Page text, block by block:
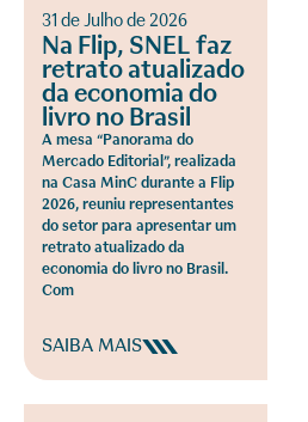
31 de Julho de 2026
Na Flip, SNEL faz
retrato atualizado
da economia do
livro no Brasil
A mesa “Panorama do
Mercado Editorial”, realizada
na Casa MinC durante a Flip
2026, reuniu representantes
do setor para apresentar um
retrato atualizado da
economia do livro no Brasil.
Com
SAIBA MAIS